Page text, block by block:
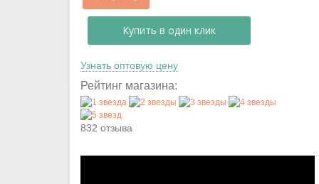
Купить в один клик
Узнать оптовую цену
Рейтинг магазина:
832 отзыва